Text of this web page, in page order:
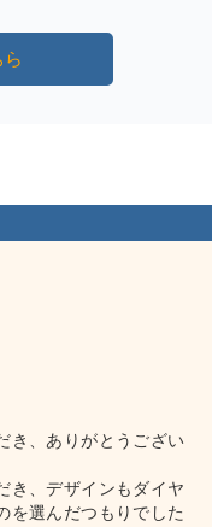
き、ありがとうござい
き、デザインもダイヤ
を選んだつもりでした